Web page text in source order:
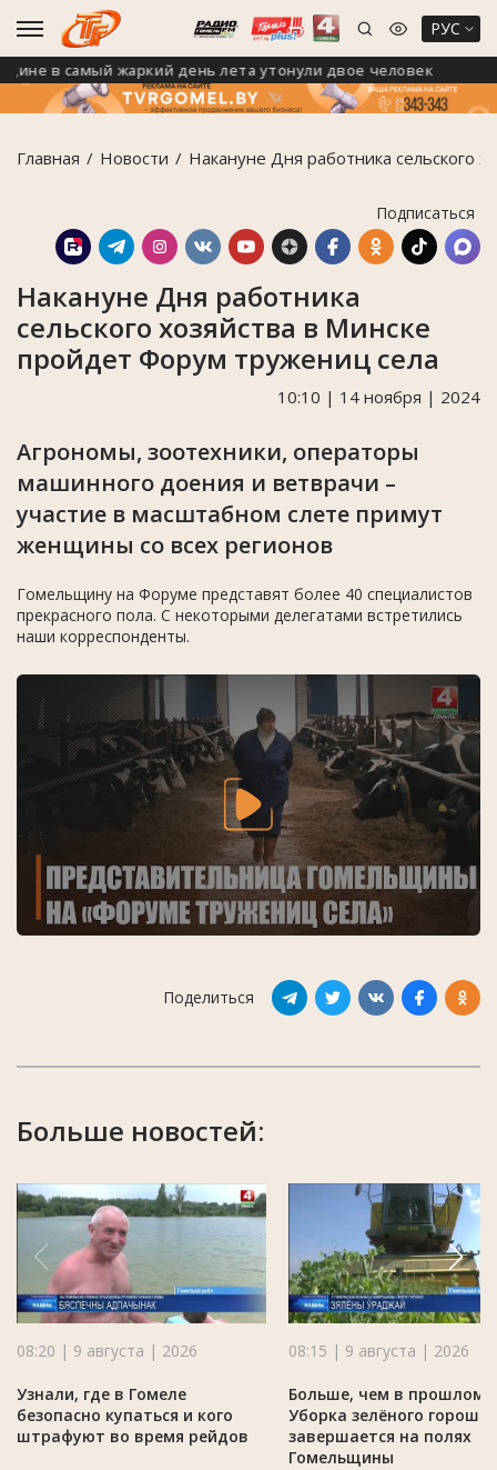
РУС
в самый жаркий день лета утонули двое человек
Главная Новости Накануне Дня работника сельского
Подписаться
Накануне Дня работника
сельского хозяйства в Минске
пройдет Форум тружениц села
10:10 | 14 ноября | 2024
Агрономы, зоотехники, операторы
машинного доения и ветврачи –
участие в масштабном слете примут
женщины со всех регионов
Гомельщину на Форуме представят более 40 специалистов
прекрасного пола. С некоторыми делегатами встретились
наши корреспонденты.
Поделиться
Больше новостей:
08:20 | 9 августа | 2026
Узнали, где в Гомеле
безопасно купаться и кого
штрафуют во время рейдов
08:15 | 9 августа | 2026
Больше, чем в прошлом
Уборка зелёного горошка
завершается на полях
Гомельщины